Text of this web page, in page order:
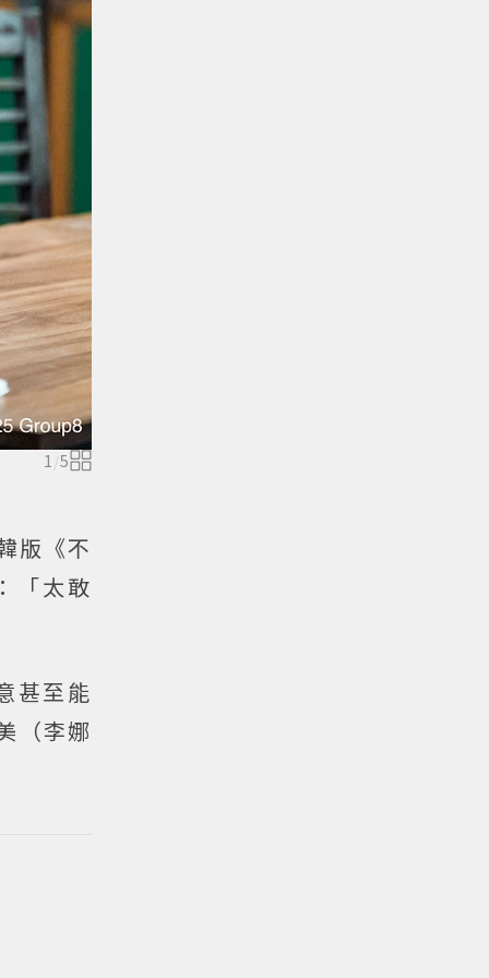
1 /5
版《不
「太敢
甚至能
（李娜